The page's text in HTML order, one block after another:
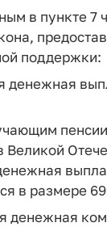
в пункте 7
поддержки:
денежная
Великой
в размере
денежная